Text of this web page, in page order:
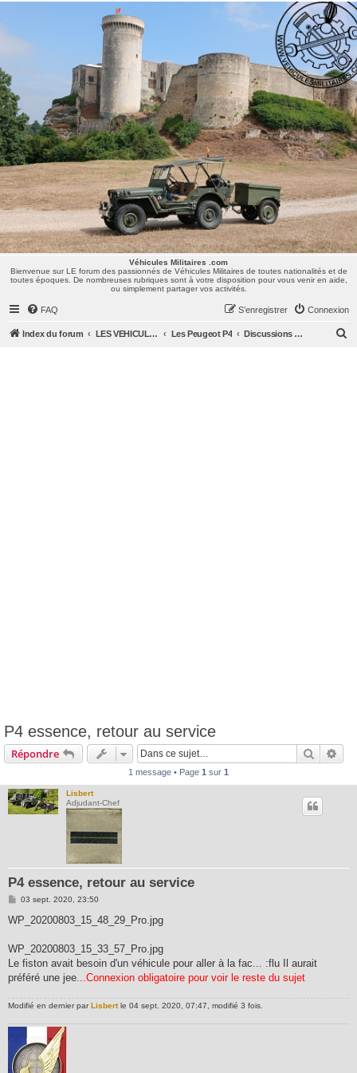
Véhicules Militaires .com
Bienvenue sur LE forum des passionnés de Véhicules Militaires de toutes nationalités et de
toutes époques. De nombreuses rubriques sont à votre disposition pour vous venir en aide,
ou simplement partager vos activités.
Véhicules Militaires .com
Bienvenue sur LE forum des passionnés de Véhicules Militaires de toutes nationalités et de
toutes époques. De nombreuses rubriques sont à votre disposition pour vous venir en aide,
ou simplement partager vos activités.
FAQ Connexion
S’enregistrer
Index du forum LES VEHICULES MILITAIRES Les Peugeot P4 Discussions Générales
P4 essence, retour au service
Répondre
1 message • Page 1 sur 1
Lisbert
Adjudant-Chef
P4 essence, retour au service
M
s
g
03 sept. 2020, 23:50
WP_20200803_15_48_29_Pro.jpg
WP_20200803_15_33_57_Pro.jpg
Le fiston avait besoin d'un véhicule pour aller à la fac... :flu Il aurait
préféré une jee ...Connexion obligatoire pour voir le reste du sujet
Modifié en dernier parLisbertle 04 sept. 2020, 07:47, modifié 3 fois.